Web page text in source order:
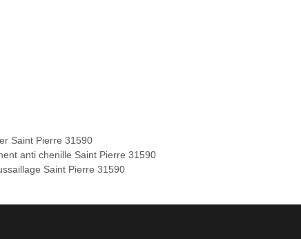
Saint Pierre 31590
anti chenille Saint Pierre 31590
Saint Pierre 31590